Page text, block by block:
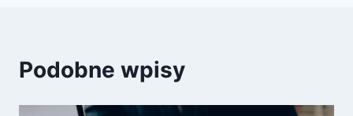
Podobne wpisy